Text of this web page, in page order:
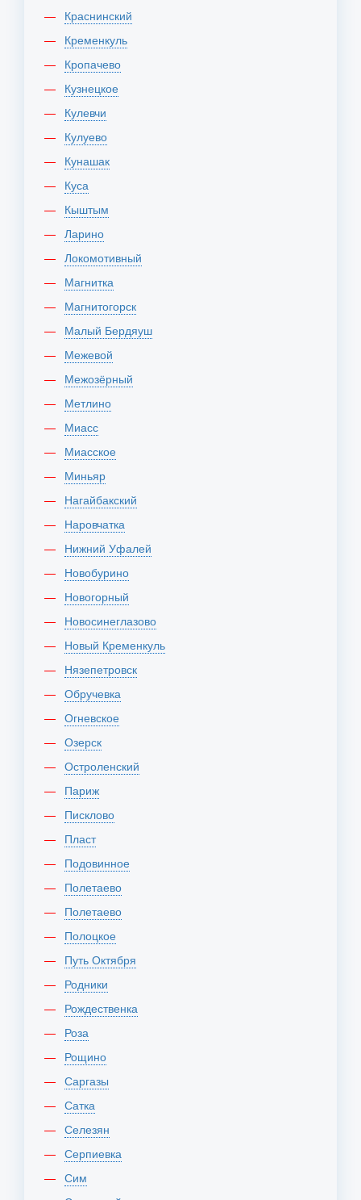
Краснинский
Кременкуль
Кропачево
Кузнецкое
Кулевчи
Кулуево
Кунашак
Куса
Кыштым
Ларино
Локомотивный
Магнитка
Магнитогорск
Малый Бердяуш
Межевой
Межозёрный
Метлино
Миасс
Миасское
Миньяр
Нагайбакский
Наровчатка
Нижний Уфалей
Новобурино
Новогорный
Новосинеглазово
Новый Кременкуль
Нязепетровск
Обручевка
Огневское
Озерск
Остроленский
Париж
Писклово
Пласт
Подовинное
Полетаево
Полетаево
Полоцкое
Путь Октября
Родники
Рождественка
Роза
Рощино
Саргазы
Сатка
Селезян
Серпиевка
Сим